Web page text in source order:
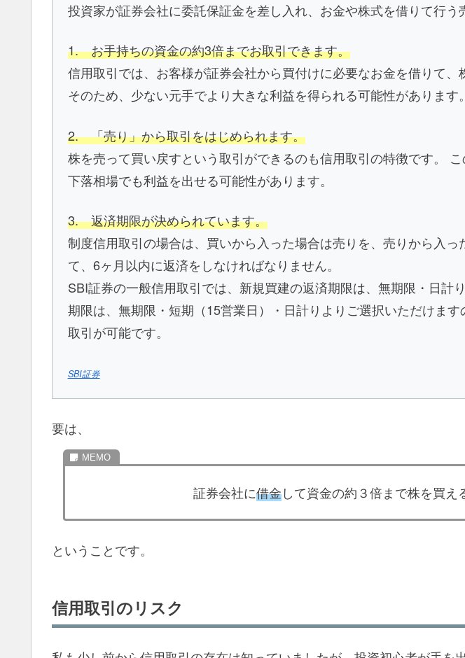
投資家が証券会社に委託保証金を差し入れ、お金や株式を借りて行う
1. お手持ちの資金の約3倍までお取引できます。
信用取引では、お客様が証券会社から買付けに必要なお金を借りて、
そのため、少ない元手でより大きな利益を得られる可能性があります。
2. 「売り」から取引をはじめられます。
株を売って買い戻すという取引ができるのも信用取引の特徴です。 こ
下落相場でも利益を出せる可能性があります。
3. 返済期限が決められています。
制度信用取引の場合は、買いから入った場合は売りを、売りから入っ
て、6ヶ月以内に返済をしなければなりません。
SBI証券の一般信用取引では、新規買建の返済期限は、無期限・日計
期限は、無期限・短期（15営業日）・日計りよりご選択いただけま
取引が可能です。
SBI証券
要は、
証券会社に借金して資金の約３倍まで株を買え
ということです。
信用取引のリスク